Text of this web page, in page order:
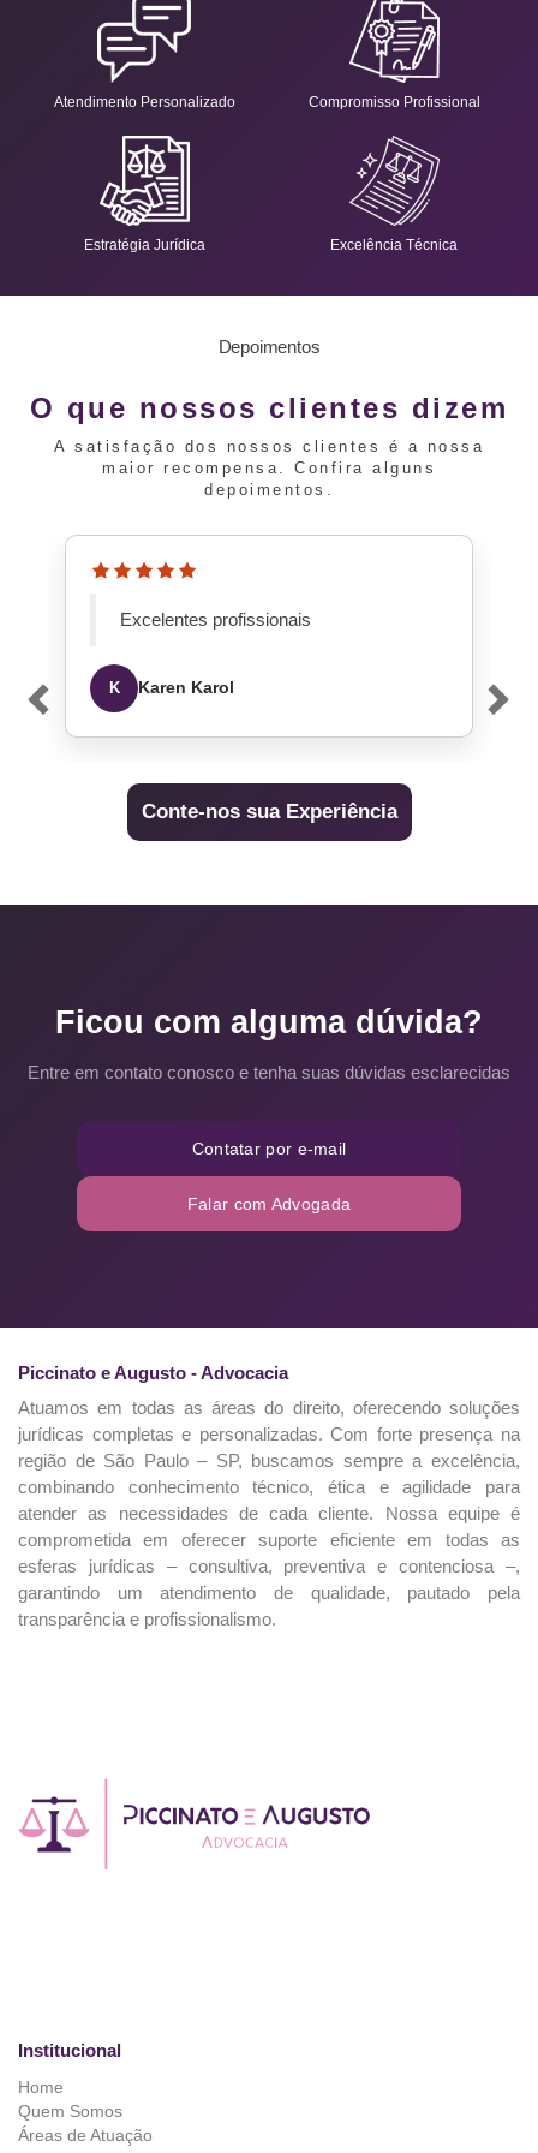
Atendimento Personalizado Compromisso Profissional
Estratégia Jurídica Excelência Técnica
Depoimentos
O que nossos clientes dizem
A satisfação dos nossos clientes é a nossa
maior recompensa. Confira alguns
depoimentos.
Excelentes profissionais
K Karen Karol
Previous
Conte-nos sua Experiência
Ficou com alguma dúvida?
Entre em contato conosco e tenha suas dúvidas esclarecidas
Contatar por e-mail
Falar com Advogada
Piccinato e Augusto - Advocacia
Atuamos em todas as áreas do direito, oferecendo soluções
jurídicas completas e personalizadas. Com forte presença na
região de São Paulo – SP, buscamos sempre a excelência,
combinando conhecimento técnico, ética e agilidade para
atender as necessidades de cada cliente. Nossa equipe é
comprometida em oferecer suporte eficiente em todas as
esferas jurídicas – consultiva, preventiva e contenciosa –,
garantindo um atendimento de qualidade, pautado pela
transparência e profissionalismo.
Institucional
Home
Quem Somos
Áreas de Atuação